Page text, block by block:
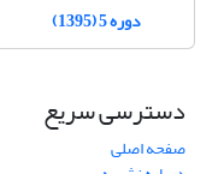
دوره 5 (1395)
دسترسی سریع
صفحه اصلی